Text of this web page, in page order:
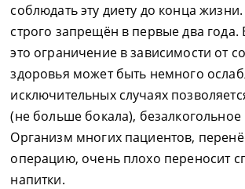
соблюдать эту диету до конца
строго запрещён в первые два
это ограничение в зависимости от
здоровья может быть немного
исключительных случаях
(не больше бокала), безалкогольное
Организм многих пациентов,
операцию, очень плохо переносит
напитки.